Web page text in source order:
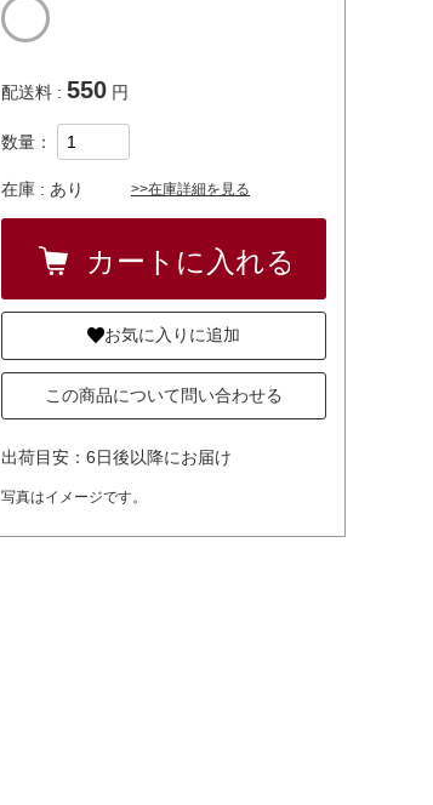
配送料 : 550 円
数量：
在庫 : あり >>在庫詳細を見る
お気に入りに追加
この商品について問い合わせる
出荷目安：6日後以降にお届け
写真はイメージです。